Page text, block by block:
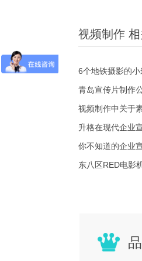
视频制作
6个地铁摄影的小
青岛宣传片制作
造线上广告又一
视频制作中关于
升格在现代企业
你不知道的企业
东八区RED电影